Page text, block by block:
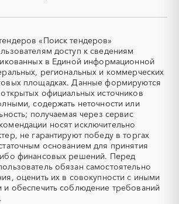
УДС (установки
депарафинизации скважин)
ЯТЭК
Авиаперевозка
Авиационные работы
вертолетами
Автовозы
Автозапчасти
Автомобили
Авторский надзор
Автоцистерны пожарные
«Поиск тендеров»
доступ к сведениям
в Единой информационной
региональных и коммерческих
площадках. Данные формируются
официальных источников
содержать неточности или
получаемая через сервис
носят исключительно
не гарантируют победу в торгах
основанием для принятия
финансовых решений. Перед
обязан самостоятельно
оценить их в совокупности с иными
и обеспечить соблюдение требований